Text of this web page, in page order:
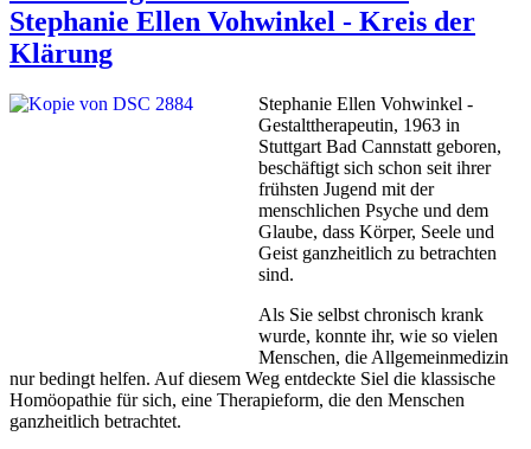
Stephanie Ellen Vohwinkel - Kreis der
Klärung
Stephanie Ellen Vohwinkel -
Gestalttherapeutin, 1963 in
Stuttgart Bad Cannstatt geboren,
beschäftigt sich schon seit ihrer
frühsten Jugend mit der
menschlichen Psyche und dem
Glaube, dass Körper, Seele und
Geist ganzheitlich zu betrachten
sind.
Als Sie selbst chronisch krank
wurde, konnte ihr, wie so vielen
Menschen, die Allgemeinmedizin
nur bedingt helfen. Auf diesem Weg entdeckte Siel die klassische
Homöopathie für sich, eine Therapieform, die den Menschen
ganzheitlich betrachtet.